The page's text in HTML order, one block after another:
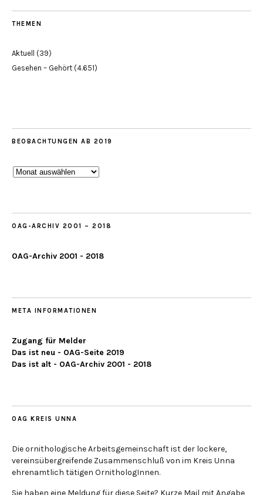
THEMEN
Aktuell
(39)
Gesehen – Gehört (4.651)
BEOBACHTUNGEN AB 2019
Beobachtungen
OAG-ARCHIV 2001 – 2018
OAG-Archiv 2001 - 2018
META INFORMATIONEN
Zugang für Melder
Das ist neu - OAG-Seite 2019
Das ist alt - OAG-Archiv 2001 - 2018
OAG KREIS UNNA
Die ornithologische Arbeitsgemeinschaft ist der lockere,
vereinsübergreifende Zusammenschluß von im Kreis Unna
ehrenamtlich tätigen OrnithologInnen.